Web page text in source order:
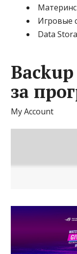
Игровые
Data
за
My Account